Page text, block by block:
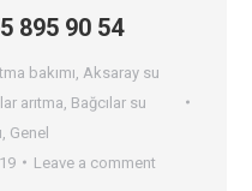
895 90 54
bakımı Aksaray su
arıtma Bağcılar su
Genel
Leave a comment